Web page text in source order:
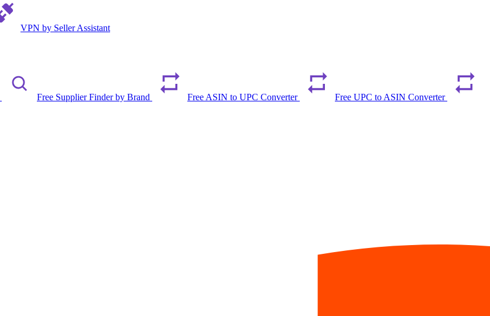
VPN by Seller Assistant
Free Supplier Finder by Brand Free ASIN to UPC Converter
Free UPC to ASIN Converter